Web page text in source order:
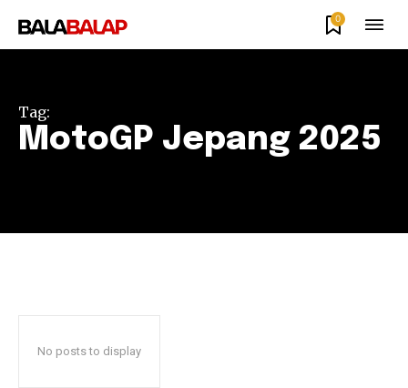
0
Tag:
MotoGP Jepang 2025
No posts to display